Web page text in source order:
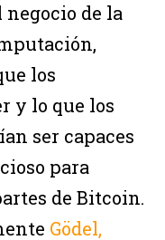
de la
los
y lo que los
ser capaces
para
de Bitcoin.
Gödel,